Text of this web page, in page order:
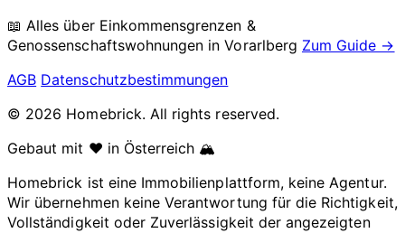
📖 Alles über Einkommensgrenzen &
Genossenschaftswohnungen inVorarlberg Zum Guide →
AGB Datenschutzbestimmungen
© 2026 Homebrick. All rights reserved.
Gebaut mit ❤️ in Österreich 🏔️
Homebrick ist eine Immobilienplattform, keine Agentur.
Wir übernehmen keine Verantwortung für die Richtigkeit,
Vollständigkeit oder Zuverlässigkeit der angezeigten